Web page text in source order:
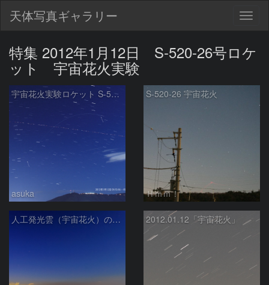
天体写真ギャラリー
特集 2012年1月12日 S-520-26号ロケ
ット 宇宙花火実験
宇宙花火実験ロケット S-520-26号機の光跡
asuka
S-520-26 宇宙花火
Ｈｍｍ！
人工発光雲（宇宙花火）のある瀬戸内海風景 2012.01.12「宇宙花火」